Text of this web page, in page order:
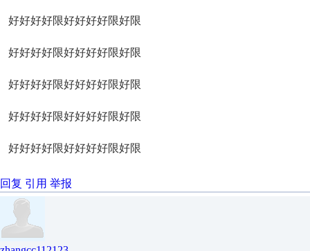
好好好好限好好好好限好限
好好好好限好好好好限好限
好好好好限好好好好限好限
好好好好限好好好好限好限
好好好好限好好好好限好限
回复 引用 举报